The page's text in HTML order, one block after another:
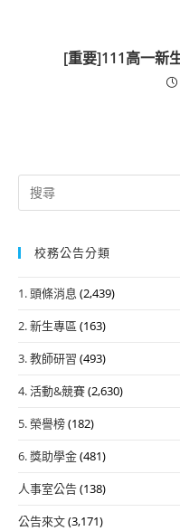
[重要]111高一新
Search
for:
校務公告分類
1. 頭條消息 (2,439)
2. 新生專區 (163)
3. 教師研習 (493)
4. 活動&競賽(2,630)
5. 榮譽榜(182)
6. 獎助學金(481)
人事室公告(138)
公告來文(3,171)